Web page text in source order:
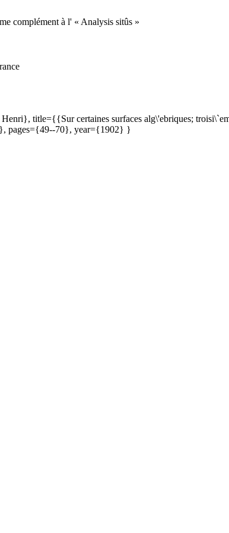
complément à l' « Analysis sitûs »
title={{Sur certaines surfaces alg\'ebriques;
pages={49--70}, year={1902} }